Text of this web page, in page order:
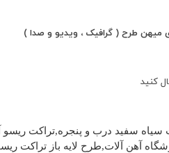
طرح ( گرافیک ، ویدیو و صدا )
کنید
سیاه سفید درب و پنجره,تراکت
آهن آلات,طرح لایه باز تراکت